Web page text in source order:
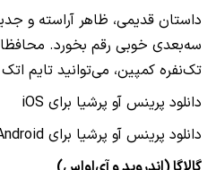
سه‌بعدی خوبی رقم بخورد.
تک‌نفره کمپین، می‌توانید تایم
دانلود پرینس آو پرشیا برای iOS
دانلود پرینس آو پرشیا برای Android